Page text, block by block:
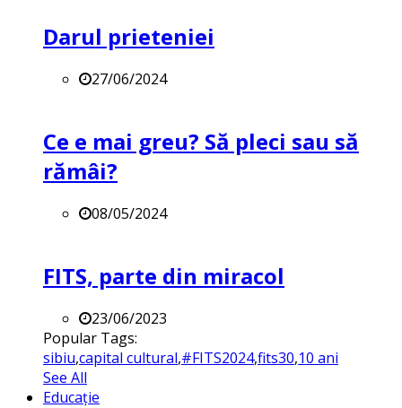
Darul prieteniei
27/06/2024
Ce e mai greu? Să pleci sau să
rămâi?
08/05/2024
FITS, parte din miracol
23/06/2023
Popular Tags:
sibiu,capital cultural,#FITS2024,fits30,10 ani
See All
Educație